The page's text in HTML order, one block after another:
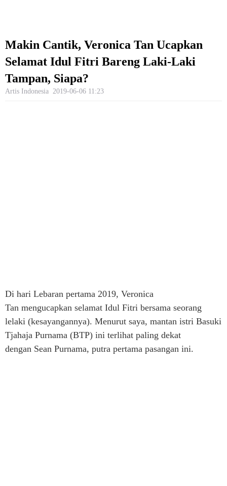
Makin Cantik, Veronica Tan Ucapkan
Selamat Idul Fitri Bareng Laki-Laki
Tampan, Siapa?
Artis Indonesia 2019-06-06 11:23
Di hari Lebaran pertama 2019, Veronica
Tan mengucapkan selamat Idul Fitri bersama seorang
lelaki (kesayangannya). Menurut saya, mantan istri Basuki
Tjahaja Purnama (BTP) ini terlihat paling dekat
dengan Sean Purnama, putra pertama pasangan ini.